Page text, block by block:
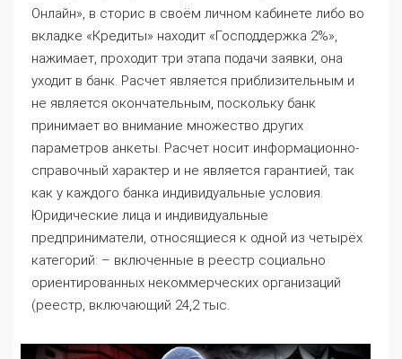
Онлайн», в сторис в своём личном кабинете либо во
вкладке «Кредиты» находит «Господдержка 2%»,
нажимает, проходит три этапа подачи заявки, она
уходит в банк. Расчет является приблизительным и
не является окончательным, поскольку банк
принимает во внимание множество других
параметров анкеты. Расчет носит информационно-
справочный характер и не является гарантией, так
как у каждого банка индивидуальные условия.
Юридические лица и индивидуальные
предприниматели, относящиеся к одной из четырёх
категорий: – включенные в реестр социально
ориентированных некоммерческих организаций
(реестр, включающий 24,2 тыс.